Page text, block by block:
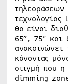
τεχνολογίας
Θα είναι
65”, 75” και
κάνοντας
στιγμή που
dimming